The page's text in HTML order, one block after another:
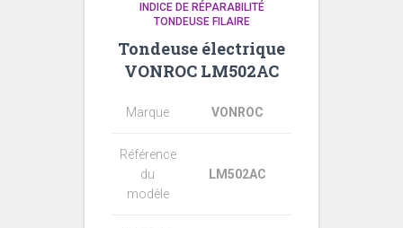
INDICE DE RÉPARABILITÉ
TONDEUSE FILAIRE
Tondeuse électrique
VONROC LM502AC
Marque VONROC
Référence
du
modèle
LM502AC